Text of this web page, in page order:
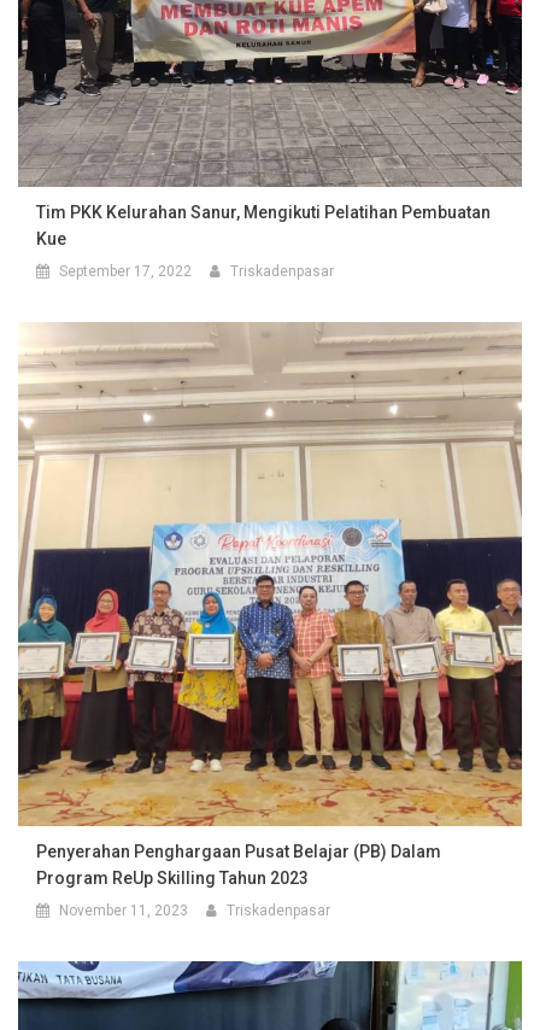
Tim PKK Kelurahan Sanur, Mengikuti Pelatihan Pembuatan
Kue
September 17, 2022 Triskadenpasar
Penyerahan Penghargaan Pusat Belajar (PB) Dalam
Program ReUp Skilling Tahun 2023
November 11, 2023 Triskadenpasar